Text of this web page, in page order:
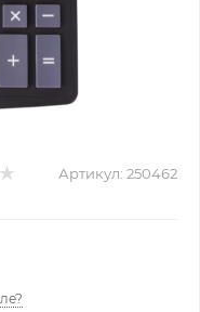
Артикул: 250462